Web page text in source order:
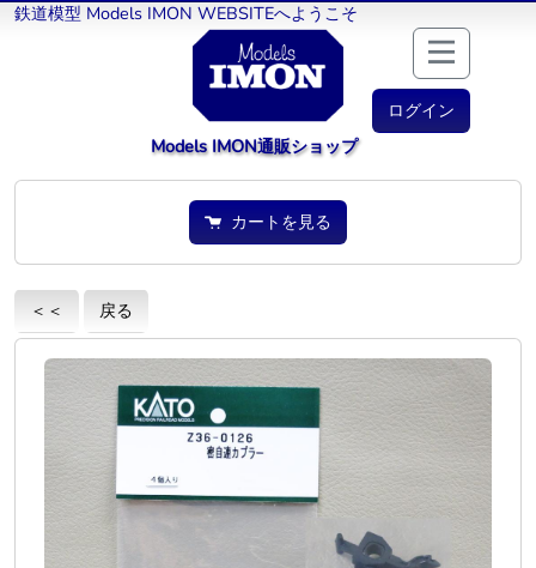
鉄道模型 Models IMON WEBSITEへようこそ
ログイン
Models IMON通販ショップ
カートを見る
＜＜ 戻る